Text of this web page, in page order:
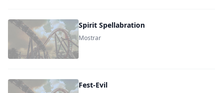
Spirit Spellabration
Mostrar
Fest-Evil